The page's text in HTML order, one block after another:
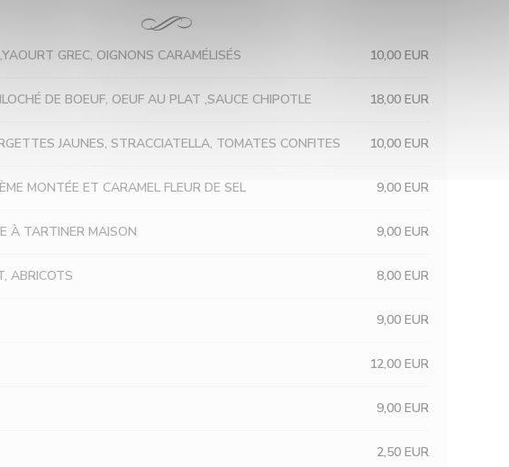
GREC, OIGNONS CARAMÉLISÉS 10,00 EUR
DE BOEUF, OEUF AU PLAT ,SAUCE CHIPOTLE 18,00 EUR
JAUNES, STRACCIATELLA, TOMATES CONFITES 10,00 EUR
MONTÉE ET CARAMEL FLEUR DE SEL 9,00 EUR
À TARTINER MAISON 9,00 EUR
ABRICOTS 8,00 EUR
9,00 EUR
12,00 EUR
9,00 EUR
2,50 EUR